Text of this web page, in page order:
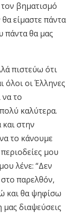
βηματισμό
είμαστε πάντα
πάντα θα μας
πιστεύω ότι
όλοι οι Έλληνες
να το
καλύτερα.
στην
το κάνουμε
μου
λένε: “Δεν
παρελθόν,
και θα ψηφίσω
διαψεύσεις